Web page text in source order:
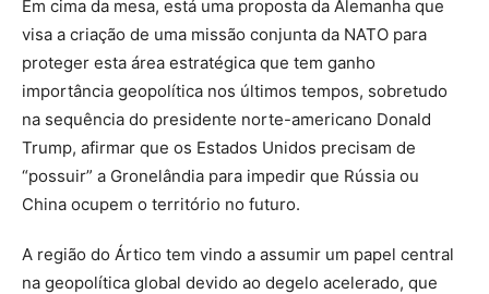
Em cima da mesa, está uma proposta da Alemanha que
visa a criação de uma missão conjunta da NATO para
proteger esta área estratégica que tem ganho
importância geopolítica nos últimos tempos, sobretudo
na sequência do presidente norte-americano Donald
Trump, afirmar que os Estados Unidos precisam de
“possuir” a Gronelândia para impedir que Rússia ou
China ocupem o território no futuro.
A região do Ártico tem vindo a assumir um papel central
na geopolítica global devido ao degelo acelerado, que